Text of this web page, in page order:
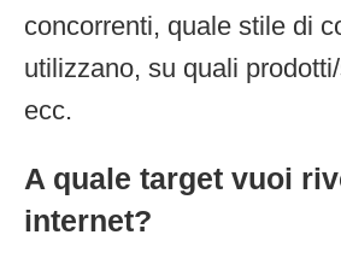
concorrenti, quale stile di
utilizzano, su quali
ecc.
A quale target vuoi
internet?